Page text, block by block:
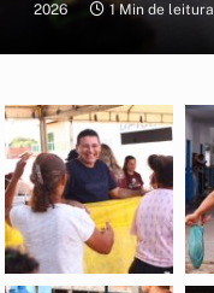
2026
1 Min de leitura